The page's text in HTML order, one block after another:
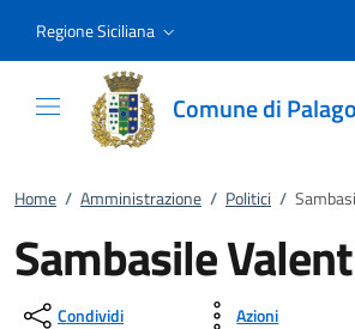
Regione Siciliana
Comune di
Home / Amministrazione / Politici /
Sambasile
Condividi Azioni